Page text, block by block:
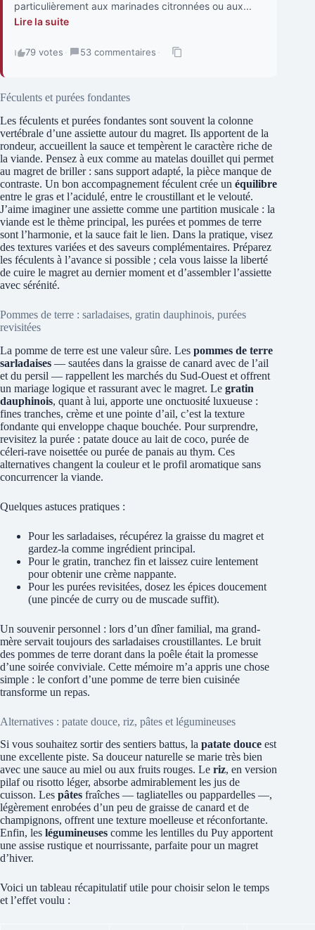
particulièrement aux marinades citronnées ou aux...
Lire la suite
79 votes · 53 commentaires ·
Féculents et purées fondantes
Les féculents et purées fondantes sont souvent la colonne
vertébrale d’une assiette autour du magret. Ils apportent de la
rondeur, accueillent la sauce et tempèrent le caractère riche de
la viande. Pensez à eux comme au matelas douillet qui permet
au magret de briller : sans support adapté, la pièce manque de
contraste. Un bon accompagnement féculent crée un équilibre
entre le gras et l’acidulé, entre le croustillant et le velouté.
J’aime imaginer une assiette comme une partition musicale : la
viande est le thème principal, les purées et pommes de terre
sont l’harmonie, et la sauce fait le lien. Dans la pratique, visez
des textures variées et des saveurs complémentaires. Préparez
les féculents à l’avance si possible ; cela vous laisse la liberté
de cuire le magret au dernier moment et d’assembler l’assiette
avec sérénité.
Pommes de terre : sarladaises, gratin dauphinois, purées
revisitées
La pomme de terre est une valeur sûre. Les pommes de terre
sarladaises — sautées dans la graisse de canard avec de l’ail
et du persil — rappellent les marchés du Sud-Ouest et offrent
un mariage logique et rassurant avec le magret. Le gratin
dauphinois, quant à lui, apporte une onctuosité luxueuse :
fines tranches, crème et une pointe d’ail, c’est la texture
fondante qui enveloppe chaque bouchée. Pour surprendre,
revisitez la purée : patate douce au lait de coco, purée de
céleri-rave noisettée ou purée de panais au thym. Ces
alternatives changent la couleur et le profil aromatique sans
concurrencer la viande.
Quelques astuces pratiques :
Pour les sarladaises, récupérez la graisse du magret et
gardez-la comme ingrédient principal.
Pour le gratin, tranchez fin et laissez cuire lentement
pour obtenir une crème nappante.
Pour les purées revisitées, dosez les épices doucement
(une pincée de curry ou de muscade suffit).
Un souvenir personnel : lors d’un dîner familial, ma grand-
mère servait toujours des sarladaises croustillantes. Le bruit
des pommes de terre dorant dans la poêle était la promesse
d’une soirée conviviale. Cette mémoire m’a appris une chose
simple : le confort d’une pomme de terre bien cuisinée
transforme un repas.
Alternatives : patate douce, riz, pâtes et légumineuses
Si vous souhaitez sortir des sentiers battus, la patate douce est
une excellente piste. Sa douceur naturelle se marie très bien
avec une sauce au miel ou aux fruits rouges. Le riz, en version
pilaf ou risotto léger, absorbe admirablement les jus de
cuisson. Les pâtes fraîches — tagliatelles ou pappardelles —,
légèrement enrobées d’un peu de graisse de canard et de
champignons, offrent une texture moelleuse et réconfortante.
Enfin, les légumineuses comme les lentilles du Puy apportent
une assise rustique et nourrissante, parfaite pour un magret
d’hiver.
Voici un tableau récapitulatif utile pour choisir selon le temps
et l’effet voulu :